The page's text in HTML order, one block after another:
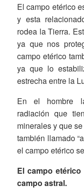
El campo etérico
y esta
rodea la Tierra.
ya que nos
campo etérico
ya que lo
estrecha entre la
En el hombre
radiación que
minerales y que
también llamado
el campo etérico
El campo
campo astral.